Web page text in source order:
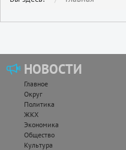
НОВОСТИ
Главное
Округ
Политика
ЖКХ
Экономика
Общество
Культура